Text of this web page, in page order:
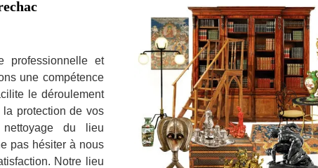
professionnelle et
une compétence
le déroulement
protection de vos
du lieu
pas hésiter à nous
Notre lieu